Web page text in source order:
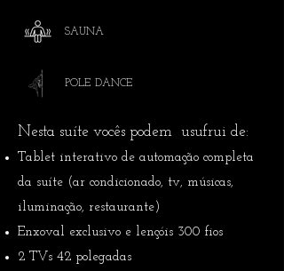
SAUNA
POLE DANCE
Nesta suíte vocês podem usufrui de:
Tablet interativo de automação completa
da suíte (ar condicionado, tv, músicas,
iluminação, restaurante)
Enxoval exclusivo e lençóis 300 fios
2 TVs 42 polegadas